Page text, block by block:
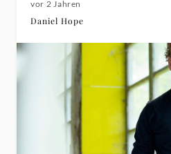
vor 2 Jahren
Daniel Hope